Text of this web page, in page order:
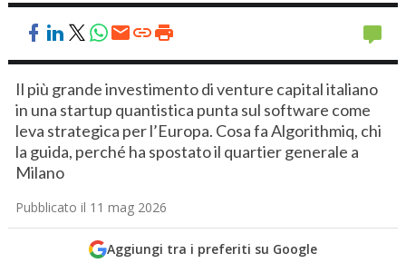
Il più grande investimento di venture capital italiano
in una startup quantistica punta sul software come
leva strategica per l’Europa. Cosa fa Algorithmiq, chi
la guida, perché ha spostato il quartier generale a
Milano
Pubblicato il 11 mag 2026
Aggiungi tra i preferiti su Google